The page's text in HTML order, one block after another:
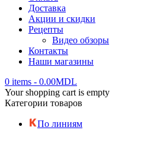
Доставка
Акции и скидки
Рецепты
Видео обзоры
Контакты
Наши магазины
0 items - 0.00MDL
Your shopping cart is empty
Категории товаров
По линиям